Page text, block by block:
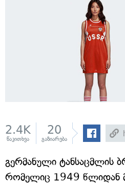
2.4K
წაკითხვა
20
გაზიარება
გერმანული ტანსაცმლის
რომელიც 1949 წლიდან